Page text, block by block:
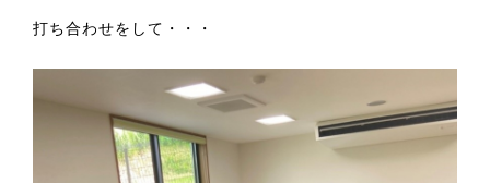
打ち合わせをして・・・